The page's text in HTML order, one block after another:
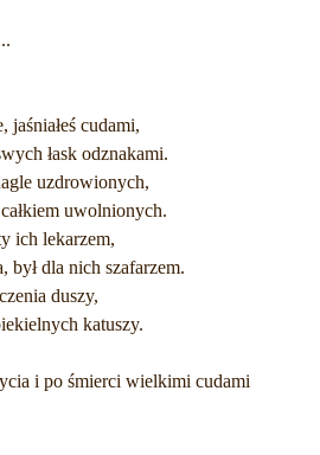
jaśniałeś cudami,
łask odznakami.
uzdrowionych,
uwolnionych.
ich lekarzem,
był dla nich szafarzem.
duszy,
katuszy.
i po śmierci wielkimi cudami